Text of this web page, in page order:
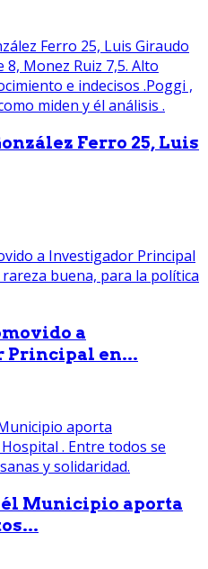
Ferro 25, Luis
a
Principal en...
Municipio aporta